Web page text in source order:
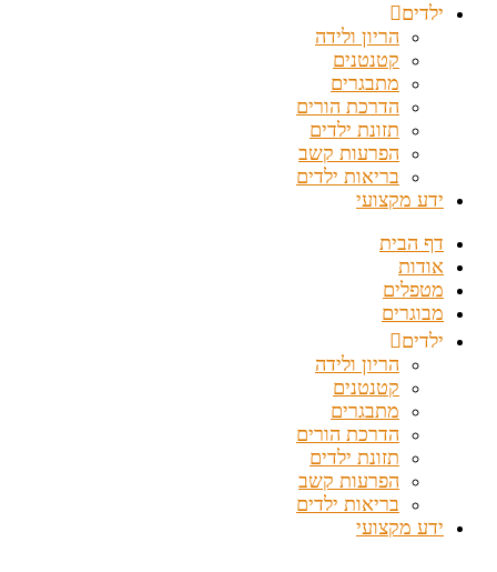
ילדים
הריון ולידה
קטנטנים
מתבגרים
הדרכת הורים
תזונת ילדים
הפרעות קשב
בריאות ילדים
ידע מקצועי
דף הבית
אודות
מטפלים
מבוגרים
ילדים
הריון ולידה
קטנטנים
מתבגרים
הדרכת הורים
תזונת ילדים
הפרעות קשב
בריאות ילדים
ידע מקצועי